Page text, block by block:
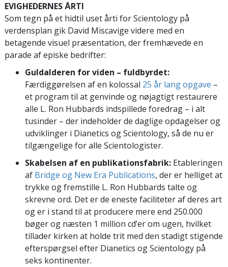
EVIGHEDERNES ÅRTI
Som tegn på et hidtil uset årti for Scientology på
verdensplan gik David Miscavige videre med en
betagende visuel præsentation, der fremhævede en
parade af episke bedrifter:
Guldalderen for viden – fuldbyrdet:
Færdiggørelsen af en kolossal 25 år lang opgave –
et program til at genvinde og nøjagtigt restaurere
alle L. Ron Hubbards indspillede foredrag – i alt
tusinder – der indeholder de daglige opdagelser og
udviklinger i Dianetics og Scientology, så de nu er
tilgængelige for alle Scientologister.
Skabelsen af en publikationsfabrik: Etableringen
af Bridge og New Era Publications, der er helliget at
trykke og fremstille L. Ron Hubbards talte og
skrevne ord. Det er de eneste faciliteter af deres art
og er i stand til at producere mere end 250.000
bøger og næsten 1 million cd’er om ugen, hvilket
tillader kirken at holde trit med den stadigt stigende
efterspørgsel efter Dianetics og Scientology på
seks kontinenter.